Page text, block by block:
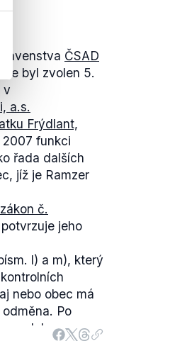
ČSAD
byl zvolen 5.
v
a.s.
Frýdlant,
2007 funkci
řada dalších
jíž je Ramzer
zákon č.
jeho
l) a m), který
nebo obec má
Po
vyvolaly
k personální